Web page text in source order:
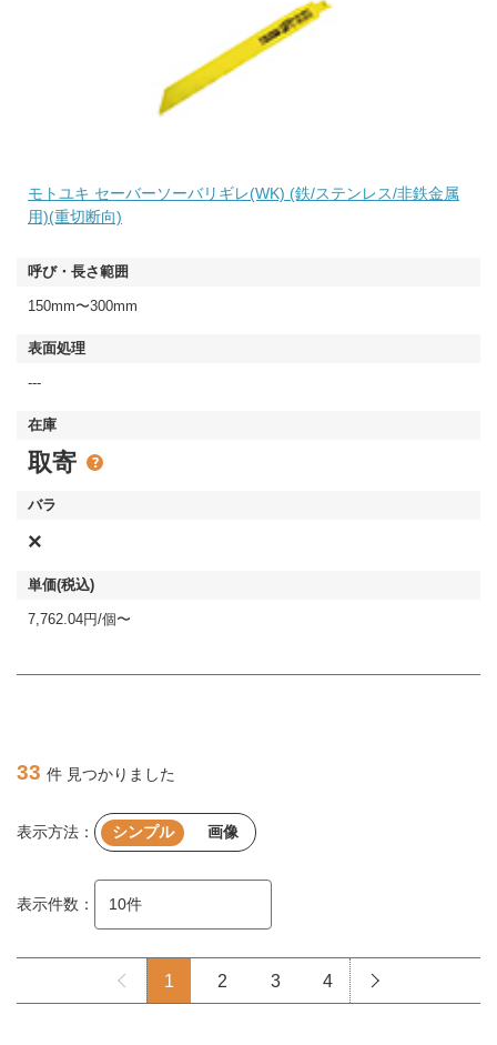
モトユキ セーバーソーバリギレ(WK) (鉄/ステンレス/非鉄金属
用)(重切断向)
150mm〜300mm
---
取寄
×
7,762.04円/個〜
33 件 見つかりました
表示方法： シンプル 画像
表示件数：
1 2 3 4